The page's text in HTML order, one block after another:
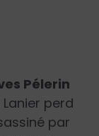
Pélerin
perd
par